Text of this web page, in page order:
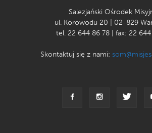
Salezjański Ośrodek
ul. Korowodu 20 | 02-829
tel. 22 644 86 78 | fax: 22
Skontaktuj się z nami: